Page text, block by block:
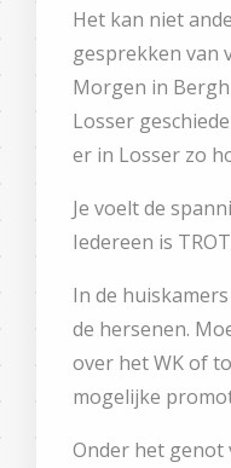
Het kan niet
gesprekken van
Morgen in
Losser
er in Losser zo
Je voelt de
Iedereen is
In de
de hersenen.
over het WK of
mogelijke
Onder het genot